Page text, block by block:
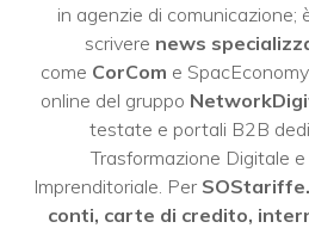
in agenzie di comunicazione;
scrivere news
come CorCom e
online del gruppo
testate e portali B2B
Trasformazione Digitale e
Imprenditoriale. Per
conti, carte di credito,